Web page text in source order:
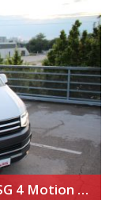
Volkswagen T6 Multivan 2.0 TDi DSG 4 Motion Highline